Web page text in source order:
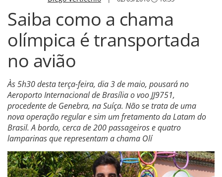
Saiba como a chama
olímpica é transportada
no avião
Às 5h30 desta terça-feira, dia 3 de maio, pousará no
Aeroporto Internacional de Brasília o voo JJ9751,
procedente de Genebra, na Suíça. Não se trata de uma
nova operação regular e sim um fretamento da Latam do
Brasil. A bordo, cerca de 200 passageiros e quatro
lamparinas que representam a chama Olí